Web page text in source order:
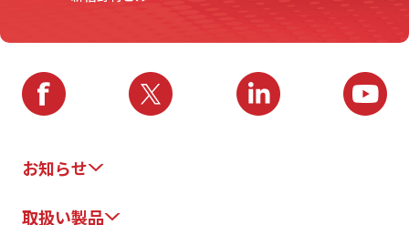
お知らせ
取扱い製品